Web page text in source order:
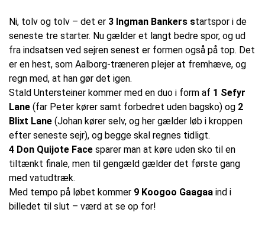
Ni, tolv og tolv – det er 3 Ingman Bankers startspor i de
seneste tre starter. Nu gælder et langt bedre spor, og ud
fra indsatsen ved sejren senest er formen også på top. Det
er en hest, som Aalborg-træneren plejer at fremhæve, og
regn med, at han gør det igen.
Stald Untersteiner kommer med en duo i form af 1 Sefyr
Lane (far Peter kører samt forbedret uden bagsko) og 2
Blixt Lane (Johan kører selv, og her gælder løb i kroppen
efter seneste sejr), og begge skal regnes tidligt.
4 Don Quijote Face sparer man at køre uden sko til en
tiltænkt finale, men til gengæld gælder det første gang
med vatudtræk.
Med tempo på løbet kommer 9 Koogoo Gaagaa ind i
billedet til slut – værd at se op for!